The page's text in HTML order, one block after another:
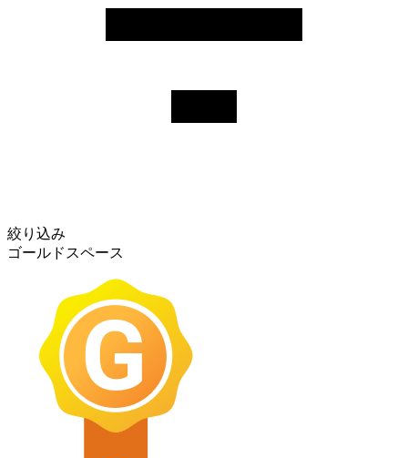
絞り込み
ゴールドスペース